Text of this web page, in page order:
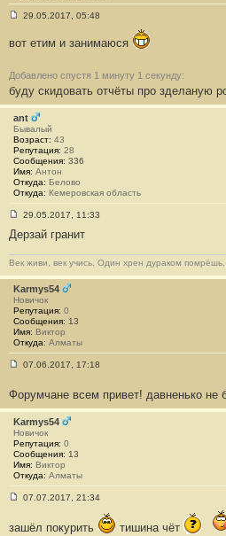
о
е
н
и
е
#
1
3
0
5
29.05.2017, 05:48
вот етим и занимаюся
Добавлено спустя 1 минуту 1 секунду:
буду скидовать отчёты про зделаную
ant
Бывалый
Возраст: 43
Репутация: 28
Сообщения: 336
Имя: Антон
Откуда: Белово
Откуда: Кемеровская область
о
о
б
щ
е
н
и
е
#
1
3
0
6
29.05.2017, 11:33
Дерзай гранит
Век живи, век учись. Один хрен дураком помрёшь.
Karmys54
Новичок
Репутация: 0
Сообщения: 13
Имя: Виктор
Откуда: Алматы
о
щ
е
н
и
е
#
1
0
07.06.2017, 17:18
Форумчане всем привет! давненько не
Karmys54
Новичок
Репутация: 0
Сообщения: 13
Имя: Виктор
Откуда: Алматы
о
07.07.2017, 21:34
зашёл покурить тишина чёт